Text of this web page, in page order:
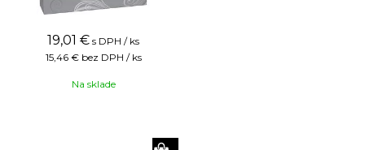
19,01 € s DPH / ks
15,46 € bez DPH / ks
Na sklade